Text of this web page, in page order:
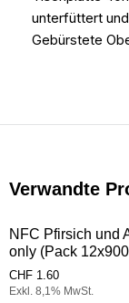
unterfüttert
Gebürstete
Verwandte
NFC Pfirsich und
only (Pack
CHF 1.60
Exkl. 8,1% MwSt.